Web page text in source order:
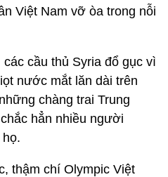
Việt Nam vỡ òa trong nỗi
cầu thủ Syria đổ gục vì
nước mắt lăn dài trên
chàng trai Trung
hẳn nhiều người
thậm chí Olympic Việt